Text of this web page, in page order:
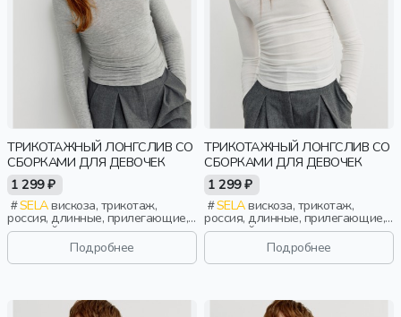
ТРИКОТАЖНЫЙ ЛОНГСЛИВ СО
СБОРКАМИ ДЛЯ ДЕВОЧЕК
1 299 ₽
SELAвискоза, трикотаж,
россия, длинные, прилегающие,
длинный рукав, школа, однотон,
вырез, круглый вырез, сборки,
девочки, детиПодробнее
ТРИКОТАЖНЫЙ ЛОНГСЛИВ СО
СБОРКАМИ ДЛЯ ДЕВОЧЕК
1 299 ₽
SELAвискоза, трикотаж,
россия, длинные, прилегающие,
длинный рукав, школа, однотон,
вырез, круглый вырез, сборки,
девочки, детиПодробнее